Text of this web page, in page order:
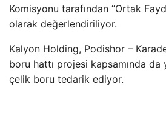
Komisyonu tarafından “Ortak
olarak değerlendiriliyor.
Kalyon Holding, Podishor –
boru hattı projesi kapsamında da
çelik boru tedarik ediyor.